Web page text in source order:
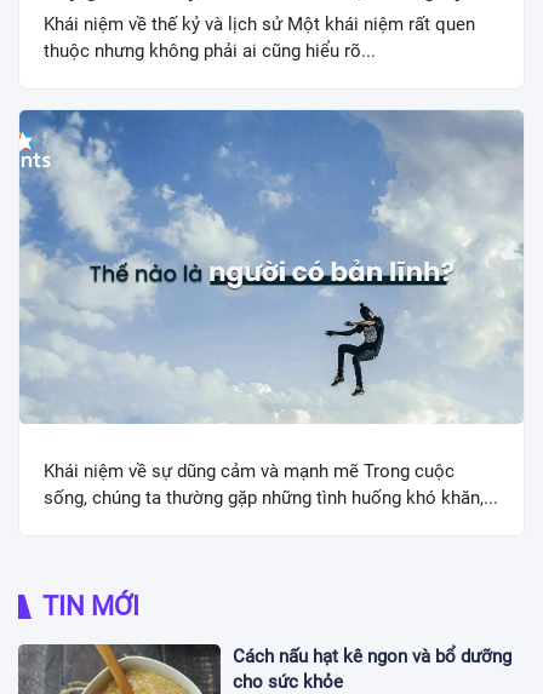
Khái niệm về thế kỷ và lịch sử Một khái niệm rất quen
thuộc nhưng không phải ai cũng hiểu rõ...
Khái niệm về sự dũng cảm và mạnh mẽ Trong cuộc
sống, chúng ta thường gặp những tình huống khó khăn,...
TIN MỚI
Cách nấu hạt kê ngon và bổ dưỡng
cho sức khỏe